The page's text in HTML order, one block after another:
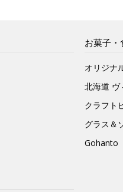
お菓子
オリジナ
北海道 ヴ
クラフト
グラス＆
Gohanto